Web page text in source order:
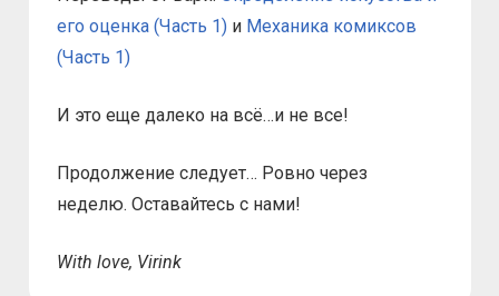
его оценка (Часть 1) и Механика комиксов
(Часть 1)
И это еще далеко на всё…и не все!
Продолжение следует… Ровно через
неделю. Оставайтесь с нами!
With love, Virink